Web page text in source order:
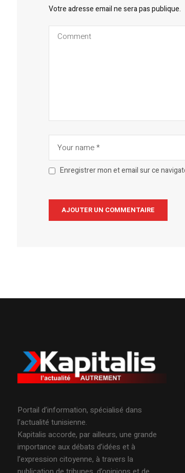
Votre adresse email ne sera pas publique.
Enregistrer mon et email sur ce
Portail d’information, spécialisé dans
l’actualité tunisienne.
Kapitalis accorde, par ailleurs, une grande
importance aux débats d’idées et à
l’expression citoyenne, à travers la